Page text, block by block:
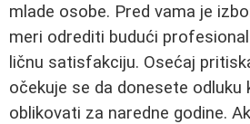
mlade osobe. Pred vama je
meri odrediti budući
ličnu satisfakciju. Osećaj
očekuje se da donesete odluku
oblikovati za naredne godine.